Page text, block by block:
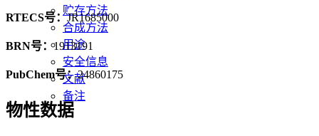
贮存方法
合成方法
用途
安全信息
文献
备注
RTECS号：JR1685000
BRN号：1913191
PubChem号：24860175
物性数据